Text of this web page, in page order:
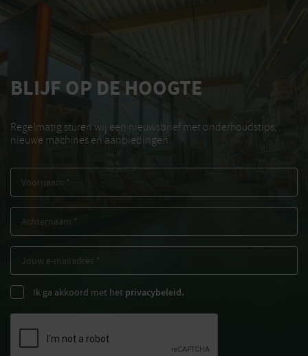
BLIJF OP DE HOOGTE
Regelmatig sturen wij een nieuwsbrief met onderhoudstips,
nieuwe machines en aanbiedingen
Ik ga akkoord met het privacybeleid.